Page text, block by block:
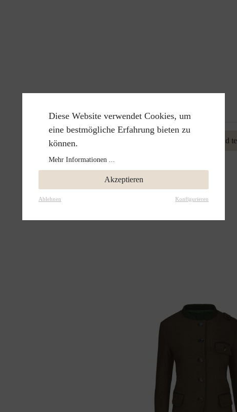
Keine Bewertungen gefunden. Gehen Sie voran und
Diese Website verwendet Cookies, um
eine bestmögliche Erfahrung bieten zu
können.
Mehr Informationen ...
Akzeptieren
Ablehnen Konfigurieren